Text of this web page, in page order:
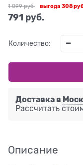
1 099 руб.
791 руб.
выгода 308
Количество:
Доставка в
Рассчитать
Описание